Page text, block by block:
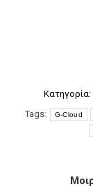
Κατηγορία:
Tags:
G-Cloud